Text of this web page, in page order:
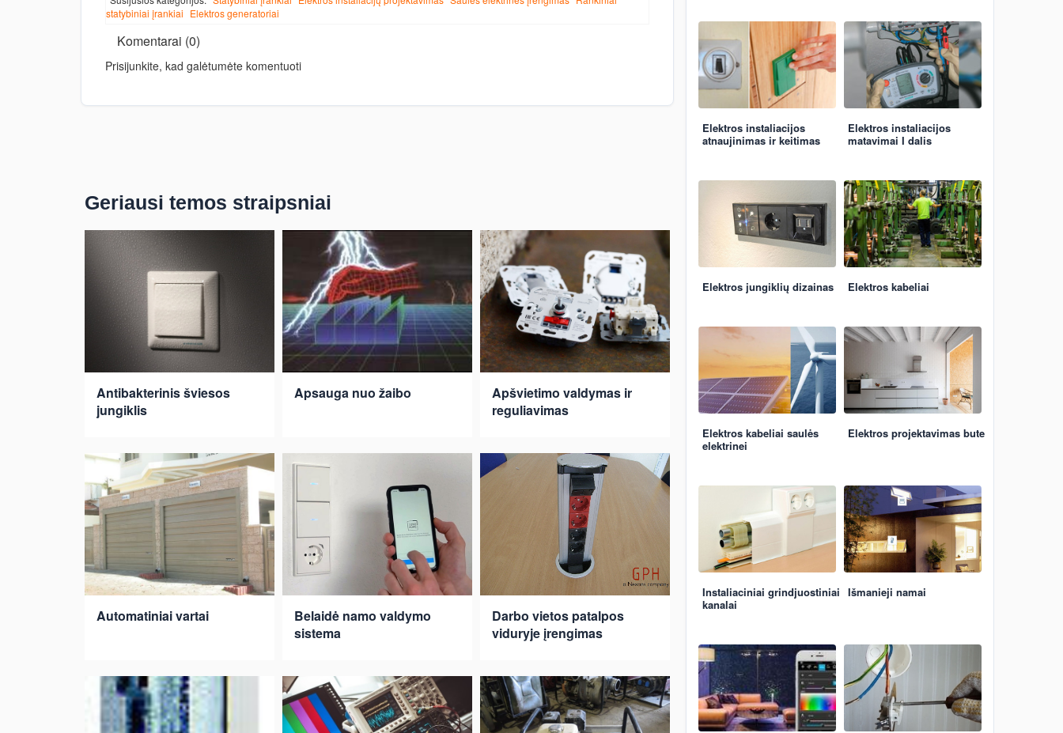
statybiniai įrankiai Elektros generatoriai
Komentarai (0)
Prisijunkite, kad galėtumėte komentuoti
Geriausi temos straipsniai
Antibakterinis šviesos
jungiklis
Apsauga nuo žaibo
Apšvietimo valdymas ir
reguliavimas
Automatiniai vartai
Belaidė namo valdymo
sistema
Darbo vietos patalpos
viduryje įrengimas
Elektros instaliacijos
atnaujinimas ir keitimas
Elektros instaliacijos
matavimai I dalis
Elektros jungiklių dizainas Elektros kabeliai
Elektros kabeliai saulės
elektrinei
Elektros projektavimas bute
Instaliaciniai grindjuostiniai
kanalai
Išmanieji namai